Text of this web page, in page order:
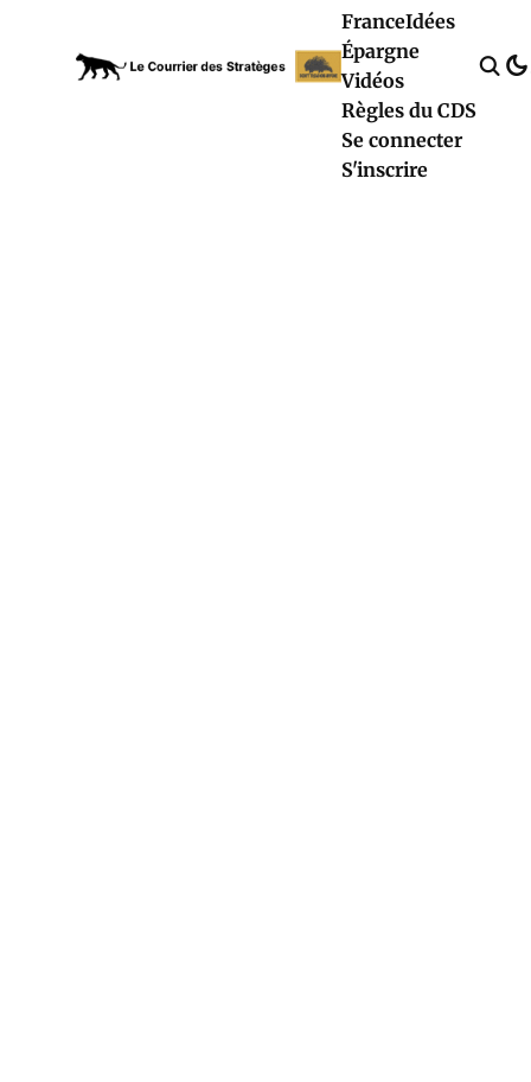
FranceIdées
Épargne
Vidéos
Règles du CDS
Se connecter
S'inscrire